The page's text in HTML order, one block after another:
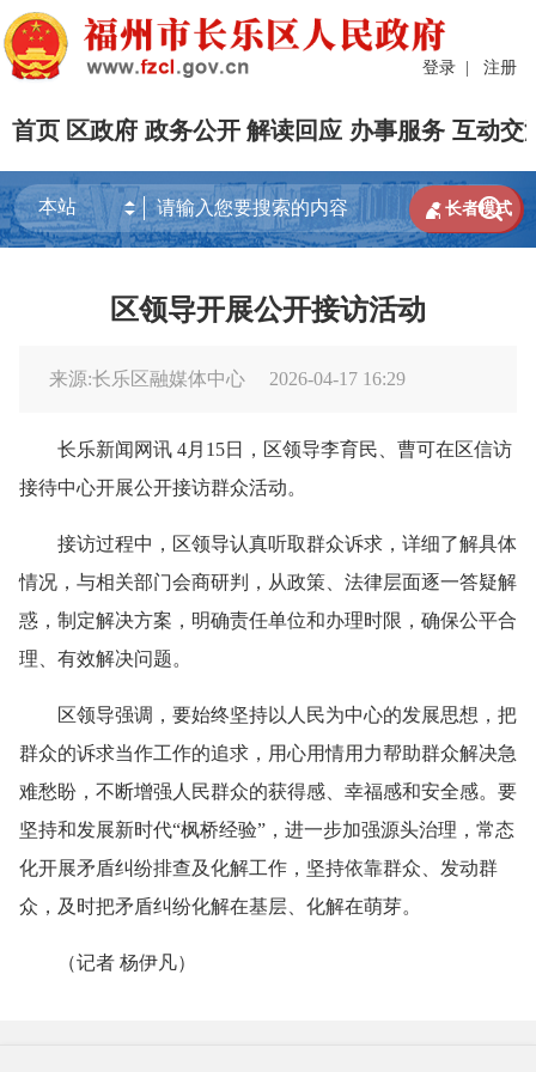
登录 | 注册
首页 区政府 政务公开 解读回应 办事服务 互动交

 长者模式
区领导开展公开接访活动
来源:长乐区融媒体中心 2026-04-17 16:29
长乐新闻网讯 4月15日，区领导李育民、曹可在区信访
接待中心开展公开接访群众活动。
接访过程中，区领导认真听取群众诉求，详细了解具体
情况，与相关部门会商研判，从政策、法律层面逐一答疑解
惑，制定解决方案，明确责任单位和办理时限，确保公平合
理、有效解决问题。
区领导强调，要始终坚持以人民为中心的发展思想，把
群众的诉求当作工作的追求，用心用情用力帮助群众解决急
难愁盼，不断增强人民群众的获得感、幸福感和安全感。要
坚持和发展新时代“枫桥经验”，进一步加强源头治理，常态
化开展矛盾纠纷排查及化解工作，坚持依靠群众、发动群
众，及时把矛盾纠纷化解在基层、化解在萌芽。
（记者 杨伊凡）